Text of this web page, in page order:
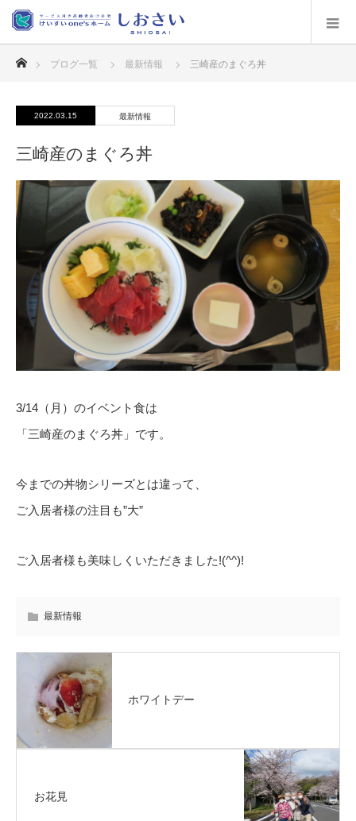
ブログ一覧 最新情報 三崎産のまぐろ丼
2022.03.15 最新情報
三崎産のまぐろ丼
3/14（月）のイベント食は
「三崎産のまぐろ丼」です。
今までの丼物シリーズとは違って、
ご入居者様の注目も”大”
ご入居者様も美味しくいただきました!(^^)!
最新情報
ホワイトデー
お花見